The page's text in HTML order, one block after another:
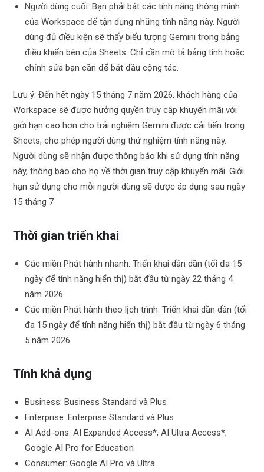
Người dùng cuối: Bạn phải bật các tính năng thông minh
của Workspace để tận dụng những tính năng này. Người
dùng đủ điều kiện sẽ thấy biểu tượng Gemini trong bảng
điều khiển bên của Sheets. Chỉ cần mô tả bảng tính hoặc
chỉnh sửa bạn cần để bắt đầu cộng tác.
Lưu ý: Đến hết ngày 15 tháng 7 năm 2026, khách hàng của
Workspace sẽ được hưởng quyền truy cập khuyến mãi với
giới hạn cao hơn cho trải nghiệm Gemini được cải tiến trong
Sheets, cho phép người dùng thử nghiệm tính năng này.
Người dùng sẽ nhận được thông báo khi sử dụng tính năng
này, thông báo cho họ về thời gian truy cập khuyến mãi. Giới
hạn sử dụng cho mỗi người dùng sẽ được áp dụng sau ngày
15 tháng 7
Thời gian triển khai
Các miền Phát hành nhanh: Triển khai dần dần (tối đa 15
ngày để tính năng hiển thị) bắt đầu từ ngày 22 tháng 4
năm 2026
Các miền Phát hành theo lịch trình: Triển khai dần dần (tối
đa 15 ngày để tính năng hiển thị) bắt đầu từ ngày 6 tháng
5 năm 2026
Tính khả dụng
Business: Business Standard và Plus
Enterprise: Enterprise Standard và Plus
AI Add-ons: AI Expanded Access*; AI Ultra Access*;
Google AI Pro for Education
Consumer: Google AI Pro và Ultra